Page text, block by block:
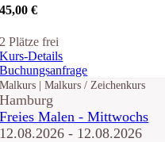
45,00 €
2 Plätze frei
Kurs-Details
Buchungsanfrage
Malkurs | Malkurs / Zeichenkurs
Hamburg
Freies Malen - Mittwochs
12.08.2026 - 12.08.2026